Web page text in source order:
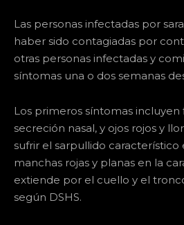
Las personas infectadas por
haber sido contagiadas por
otras personas infectadas y
síntomas una o dos semanas
Los primeros síntomas incluyen
secreción nasal, y ojos rojos y
sufrir el sarpullido característico
manchas rojas y planas en la
extiende por el cuello y el
según DSHS.